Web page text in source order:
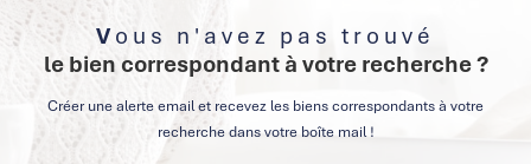
Vous n'avez pas trouvé
le bien correspondant à votre recherche ?
Créer une alerte email et recevez les biens correspondants à votre
recherche dans votre boîte mail !